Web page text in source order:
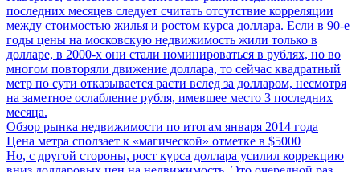
последних месяцев следует считать отсутствие корреляции
между стоимостью жилья и ростом курса доллара. Если в 90-е
годы цены на московскую недвижимость жили только в
долларе, в 2000-х они стали номинироваться в рублях, но во
многом повторяли движение доллара, то сейчас квадратный
метр по сути отказывается расти вслед за долларом, несмотря
на заметное ослабление рубля, имевшее место 3 последних
месяца.
Обзор рынка недвижимости по итогам января 2014 года
Цена метра сползает к «магической» отметке в $5000
Но, с другой стороны, рост курса доллара усилил коррекцию